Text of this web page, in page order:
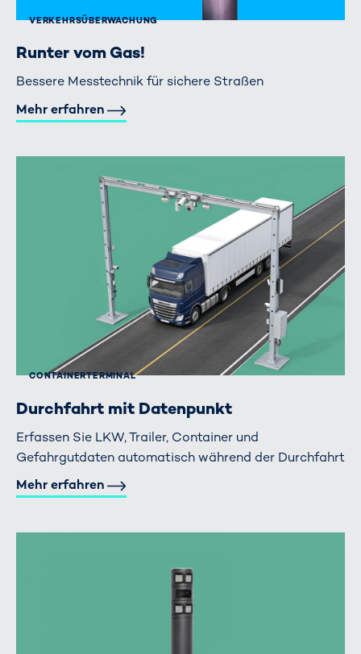
VERKEHRS­ÜBERWACHUNG
Runter vom Gas!
Bessere Messtechnik für sichere Straßen
Mehr erfahren
CONTAINERTERMINAL
Durchfahrt mit Datenpunkt
Erfassen Sie LKW, Trailer, Container und
Gefahrgutdaten automatisch während der Durchfahrt
Mehr erfahren